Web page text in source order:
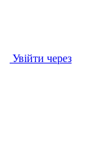
Увійти через